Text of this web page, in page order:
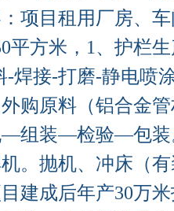
项目租用厂房、
平方米，1、护栏
-焊接-打磨-静电喷
外购原料（铝合金
组装—检验—包装
。抛机、冲床（
建成后年产30万